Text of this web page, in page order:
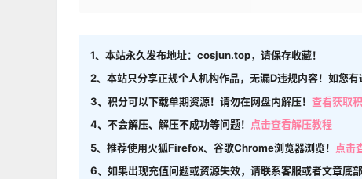
1、本站永久发布地址：cosjun.top，请保存收藏！
2、本站只分享正规个人机构作品，无漏D违规内容！如您有
3、积分可以下载单期资源！请勿在网盘内解压！ 查看获取
4、不会解压、解压不成功等问题！
点击查看解压教程
5、推荐使用火狐Firefox、谷歌Chrome浏览器浏览！
点击
6、如果出现充值问题或资源失效，请联系客服或者文章底部